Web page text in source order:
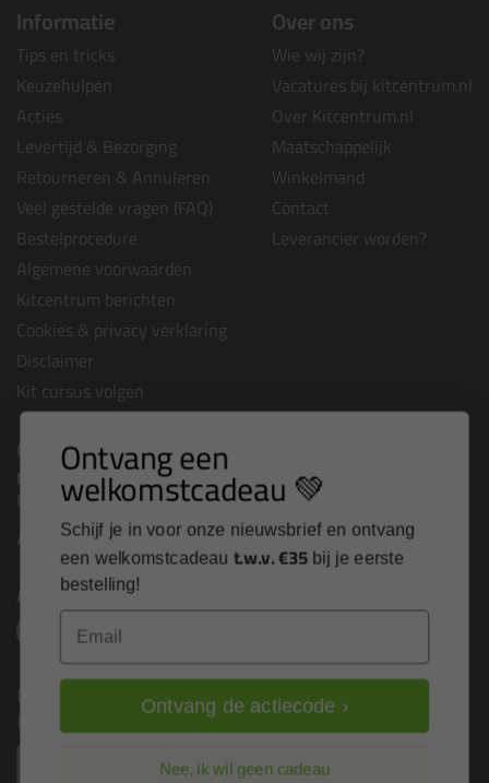
Informatie
Tips en tricks
Keuzehulpen
Acties
Levertijd & Bezorging
Retourneren & Annuleren
Veel gestelde vragen (FAQ)
Bestelprocedure
Algemene voorwaarden
Kitcentrum berichten
Cookies & privacy verklaring
Disclaimer
Kit cursus volgen
Over ons
Wie wij zijn?
Vacatures bij kitcentrum.nl
Over Kitcentrum.nl
Maatschappelijk
Winkelmand
Contact
Leverancier worden?
Contact
Frencken shopis onderdeel van
Kitcentrum B.V.
Alle contactgegevens >
Altijd op de hoogte blijven?
Nieuws, tips en exclusieve deals rechtstreeks in je
inbox
Ontvang een
welkomstcadeau 💚
Schijf je in voor onze nieuwsbrief en ontvang
een welkomstcadeau t.w.v. €35 bij je eerste
bestelling!
Ontvang de actiecode ›
Nee, ik wil geen cadeau